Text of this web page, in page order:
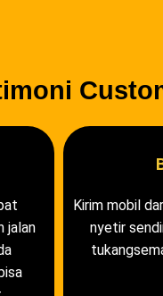
jalan
Kirim mobil
nyetir